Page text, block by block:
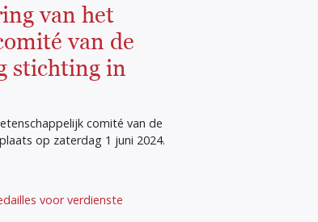
van het
van de
stichting in
comité van de
op zaterdag 1 juni 2024.
voor verdienste